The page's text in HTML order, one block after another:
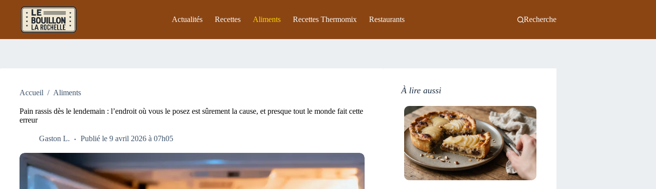
Actualités Recettes Aliments Recettes Thermomix Restaurants Recherche
Accueil / Aliments
Pain rassis dès le lendemain : l’endroit où vous le posez est sûrement la cause, et presque tout le monde fait cette
erreur
Gaston L. Publié le 9 avril 2026 à 07h05
À lire aussi